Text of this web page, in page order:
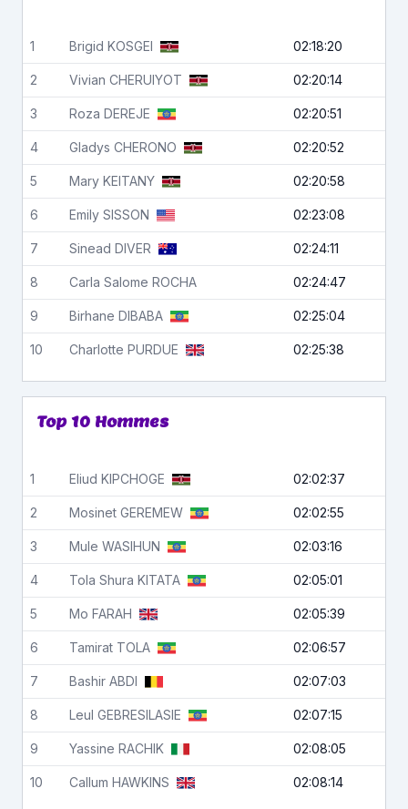
1 Brigid KOSGEI 02:18:20
2 Vivian CHERUIYOT 02:20:14
3 Roza DEREJE 02:20:51
4 Gladys CHERONO 02:20:52
5 Mary KEITANY 02:20:58
6 Emily SISSON 02:23:08
7 Sinead DIVER 02:24:11
8 Carla Salome ROCHA 02:24:47
9 Birhane DIBABA 02:25:04
10 Charlotte PURDUE 02:25:38
Top 10 Hommes
1 Eliud KIPCHOGE 02:02:37
2 Mosinet GEREMEW 02:02:55
3 Mule WASIHUN 02:03:16
4 Tola Shura KITATA 02:05:01
5 Mo FARAH 02:05:39
6 Tamirat TOLA 02:06:57
7 Bashir ABDI 02:07:03
8 Leul GEBRESILASIE 02:07:15
9 Yassine RACHIK 02:08:05
10 Callum HAWKINS 02:08:14